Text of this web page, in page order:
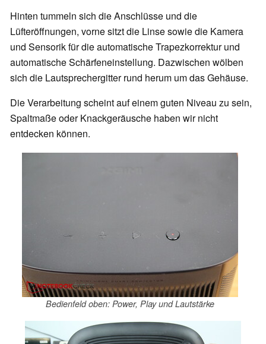
Hinten tummeln sich die Anschlüsse und die
Lüfteröffnungen, vorne sitzt die Linse sowie die Kamera
und Sensorik für die automatische Trapezkorrektur und
automatische Schärfeneinstellung. Dazwischen wölben
sich die Lautsprechergitter rund herum um das Gehäuse.
Die Verarbeitung scheint auf einem guten Niveau zu sein,
Spaltmaße oder Knackgeräusche haben wir nicht
entdecken können.
Bedienfeld oben: Power, Play und Lautstärke